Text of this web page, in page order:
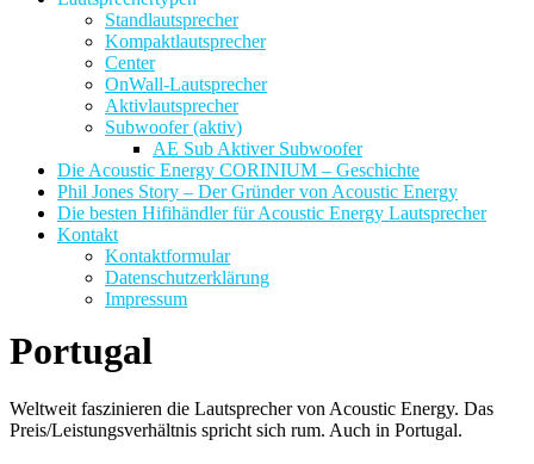
Standlautsprecher
Kompaktlautsprecher
Center
OnWall-Lautsprecher
Aktivlautsprecher
Subwoofer (aktiv)
AE Sub Aktiver Subwoofer
Die Acoustic Energy CORINIUM – Geschichte
Phil Jones Story – Der Gründer von Acoustic Energy
Die besten Hifihändler für Acoustic Energy Lautsprecher
Kontakt
Kontaktformular
Datenschutzerklärung
Impressum
Portugal
Weltweit faszinieren die Lautsprecher von Acoustic Energy. Das
Preis/Leistungsverhältnis spricht sich rum. Auch in Portugal.